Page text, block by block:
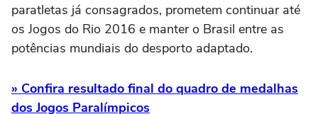
paratletas já consagrados, prometem continuar até
os Jogos do Rio 2016 e manter o Brasil entre as
potências mundiais do desporto adaptado.
» Confira resultado final do quadro de medalhas
dos Jogos Paralímpicos